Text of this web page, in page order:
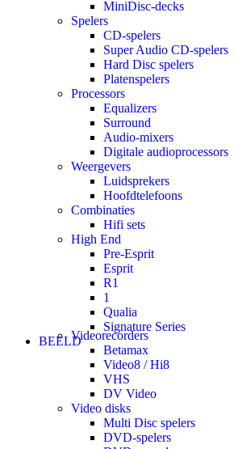
MiniDisc-decks
Spelers
CD-spelers
Super Audio CD-spelers
Hard Disc spelers
Platenspelers
Processors
Equalizers
Surround
Audio-mixers
Digitale audioprocessors
Weergevers
Luidsprekers
Hoofdtelefoons
Combinaties
Hifi sets
High End
Pre-Esprit
Esprit
R1
1
Qualia
Signature Series
BEELDVideorecorders
Betamax
Video8 / Hi8
VHS
DV Video
Video disks
Multi Disc spelers
DVD-spelers